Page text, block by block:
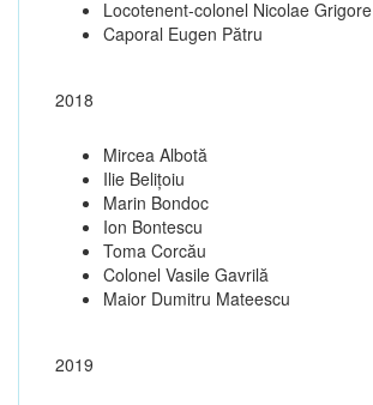
Locotenent-colonel Nicolae Grigore
Caporal Eugen Pătru
2018
Mircea Albotă
Ilie Belițoiu
Marin Bondoc
Ion Bontescu
Toma Corcău
Colonel Vasile Gavrilă
Maior Dumitru Mateescu
2019